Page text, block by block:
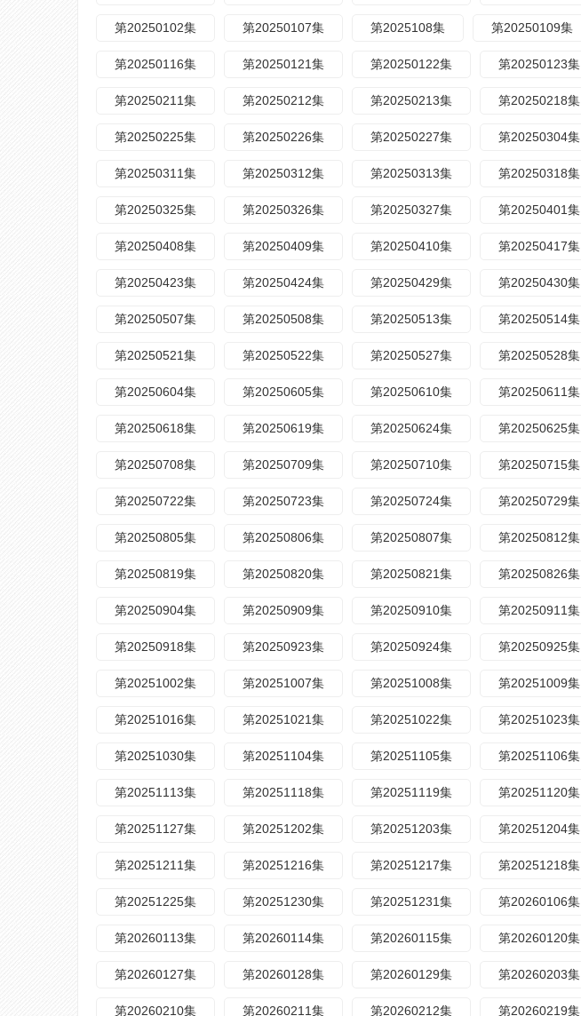
第20250102集 第20250107集 第2025108集 第20250109集
第20250116集 第20250121集 第20250122集 第20250123集
第20250211集 第20250212集 第20250213集 第20250218集
第20250225集 第20250226集 第20250227集 第20250304集
第20250311集 第20250312集 第20250313集 第20250318集
第20250325集 第20250326集 第20250327集 第20250401集
第20250408集 第20250409集 第20250410集 第20250417集
第20250423集 第20250424集 第20250429集 第20250430集
第20250507集 第20250508集 第20250513集 第20250514集
第20250521集 第20250522集 第20250527集 第20250528集
第20250604集 第20250605集 第20250610集 第20250611集
第20250618集 第20250619集 第20250624集 第20250625集
第20250708集 第20250709集 第20250710集 第20250715集
第20250722集 第20250723集 第20250724集 第20250729集
第20250805集 第20250806集 第20250807集 第20250812集
第20250819集 第20250820集 第20250821集 第20250826集
第20250904集 第20250909集 第20250910集 第20250911集
第20250918集 第20250923集 第20250924集 第20250925集
第20251002集 第20251007集 第20251008集 第20251009集
第20251016集 第20251021集 第20251022集 第20251023集
第20251030集 第20251104集 第20251105集 第20251106集
第20251113集 第20251118集 第20251119集 第20251120集
第20251127集 第20251202集 第20251203集 第20251204集
第20251211集 第20251216集 第20251217集 第20251218集
第20251225集 第20251230集 第20251231集 第20260106集
第20260113集 第20260114集 第20260115集 第20260120集
第20260127集 第20260128集 第20260129集 第20260203集
第20260210集 第20260211集 第20260212集 第20260219集